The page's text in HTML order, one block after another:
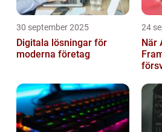
30 september 2025
Digitala lösningar för
moderna företag
24
När